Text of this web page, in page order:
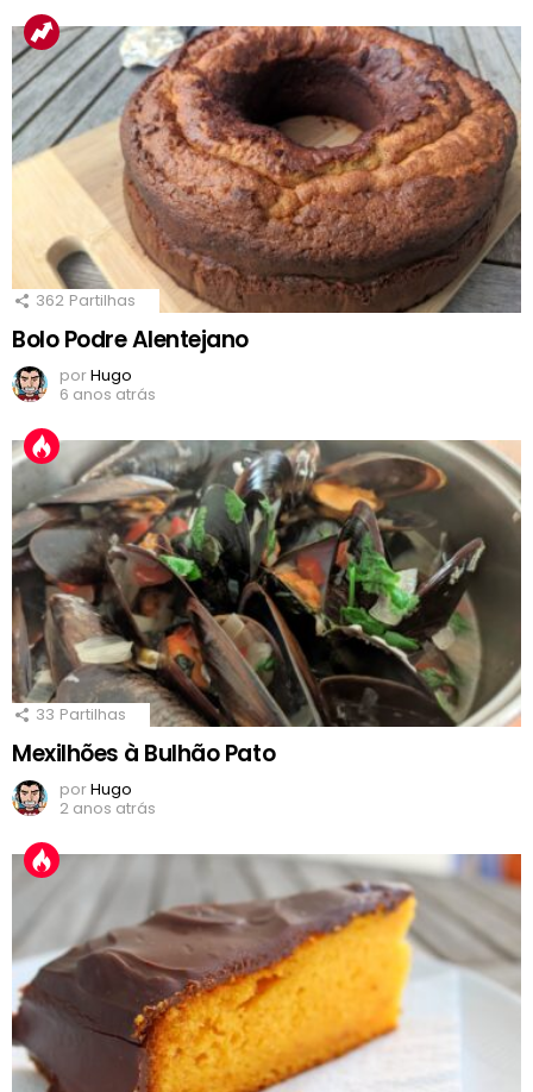
362 Partilhas
Bolo Podre Alentejano
porHugo
6 anos atrás
33 Partilhas
Mexilhões à Bulhão Pato
porHugo
2 anos atrás